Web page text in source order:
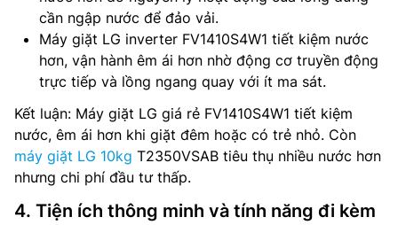
cần ngập nước để đảo vải.
Máy giặt LG inverter FV1410S4W1 tiết kiệm nước
hơn, vận hành êm ái hơn nhờ động cơ truyền động
trực tiếp và lồng ngang quay với ít ma sát.
Kết luận: Máy giặt LG giá rẻ FV1410S4W1 tiết kiệm
nước, êm ái hơn khi giặt đêm hoặc có trẻ nhỏ. Còn
máy giặt LG 10kg T2350VSAB tiêu thụ nhiều nước hơn
nhưng chi phí đầu tư thấp.
4. Tiện ích thông minh và tính năng đi kèm